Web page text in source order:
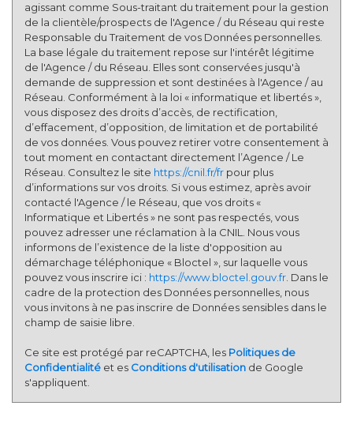
agissant comme Sous-traitant du traitement pour la gestion
de la clientèle/prospects de l'Agence / du Réseau qui reste
Responsable du Traitement de vos Données personnelles.
La base légale du traitement repose sur l'intérêt légitime
de l'Agence / du Réseau. Elles sont conservées jusqu'à
demande de suppression et sont destinées à l'Agence / au
Réseau. Conformément à la loi « informatique et libertés »,
vous disposez des droits d’accès, de rectification,
d’effacement, d’opposition, de limitation et de portabilité
de vos données. Vous pouvez retirer votre consentement à
tout moment en contactant directement l’Agence / Le
Réseau. Consultez le site https://cnil.fr/fr pour plus
d’informations sur vos droits. Si vous estimez, après avoir
contacté l'Agence / le Réseau, que vos droits «
Informatique et Libertés » ne sont pas respectés, vous
pouvez adresser une réclamation à la CNIL. Nous vous
informons de l’existence de la liste d'opposition au
démarchage téléphonique « Bloctel », sur laquelle vous
pouvez vous inscrire ici : https://www.bloctel.gouv.fr. Dans le
cadre de la protection des Données personnelles, nous
vous invitons à ne pas inscrire de Données sensibles dans le
champ de saisie libre.
Ce site est protégé par reCAPTCHA, les Politiques de
Confidentialité et es Conditions d'utilisation de Google
s'appliquent.